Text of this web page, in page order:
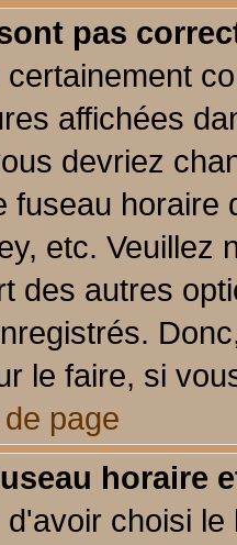
pas
affichées
devriez
fuseau
etc. Veuillez
des autres
le faire, si
page
horaire
choisi